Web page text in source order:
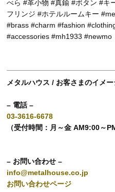
べら #革小物 #真鍮 #ボタン #キ
フリンジ #ホテルルームキー
#brass #charm #fashion
#accessories #mh1933 #newmo
メタルハウス / お客さまのイメ
– 電話 –
03-3616-6678
（受付時間：月～金 AM9:00～
– お問い合わせ –
info@metalhouse.co.jp
お問い合わせページ